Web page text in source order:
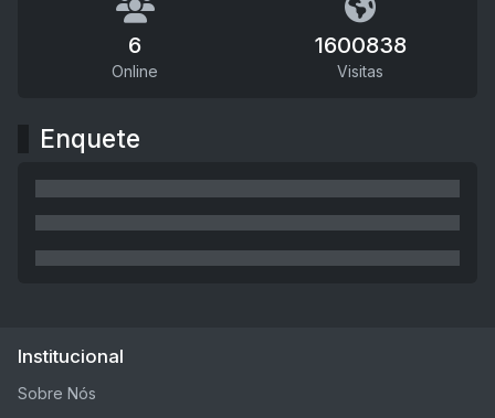
6
Online
1600838
Visitas
Enquete
Institucional
Sobre Nós